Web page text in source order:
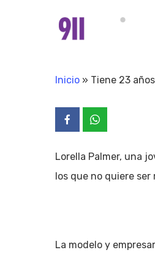
Inicio » Tiene 23
Lorella Palmer, una
los que no quiere ser
La modelo y